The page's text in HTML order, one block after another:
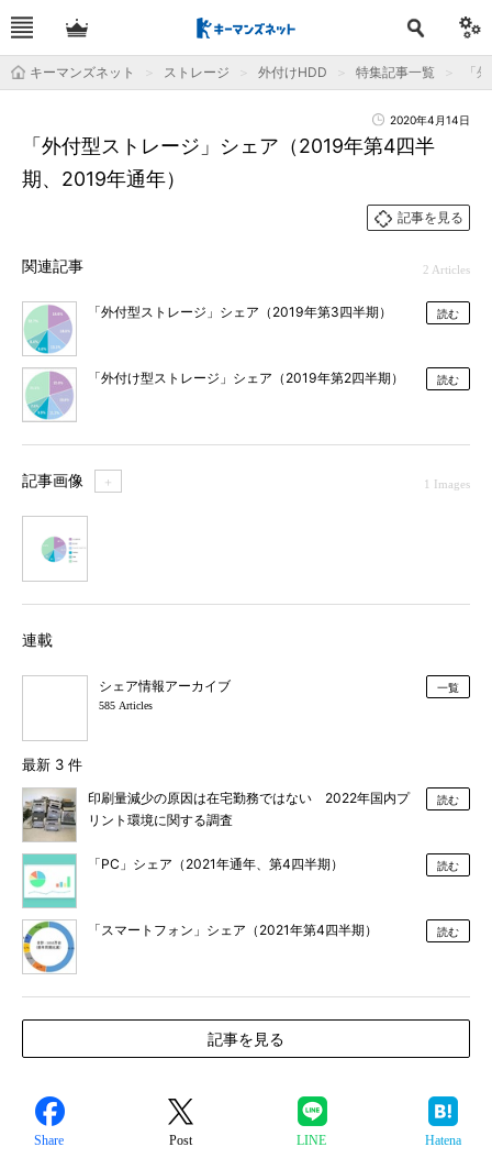
キーマンズネット ストレージ 外付けHDD 特集記事一覧 「
2020年4月14日
「外付型ストレージ」シェア（2019年第4四半
期、2019年通年）
記事を見る
関連記事 2 Articles
「外付型ストレージ」シェア（2019年第3四半期） 読む
「外付け型ストレージ」シェア（2019年第2四半期） 読む
記事画像 ＋ 1 Images
連載
シェア情報アーカイブ
585 Articles
一覧
最新 3 件
印刷量減少の原因は在宅勤務ではない 2022年国内プ
リント環境に関する調査
読む
「PC」シェア（2021年通年、第4四半期） 読む
「スマートフォン」シェア（2021年第4四半期） 読む
記事を見る
Share Post LINE Hatena